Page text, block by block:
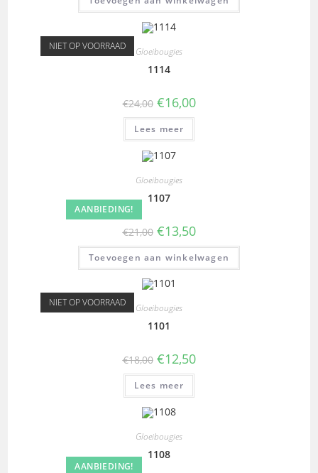
NIET OP VOORRAAD Gloeibougies
1114
€24,00 €16,00
Lees meer
AANBIEDING!
Gloeibougies
1107
€21,00 €13,50
Toevoegen aan winkelwagen
NIET OP VOORRAAD Gloeibougies
1101
€18,00 €12,50
Lees meer
AANBIEDING!
Gloeibougies
1108